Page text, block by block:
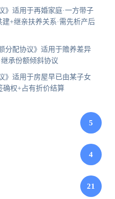
》适用于再婚家庭·一方带子
+继亲扶养关系·需先析产后
分配协议》适用于赡养差异
承份额倾斜协议
》适用于房屋早已由某子女
确权+占有折价结算
5
4
21